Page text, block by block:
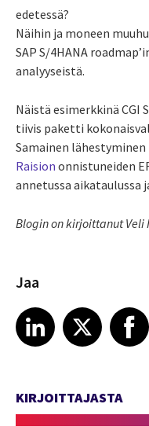
edetessä?
Näihin ja moneen
SAP S/4HANA
analyyseistä.
Näistä esimerkkinä CGI
tiivis paketti
Samainen
Raision onnistuneiden
annetussa aikataulussa
Blogin on kirjoittanut Veli
Jaa
Share article on LinkedIn
LinkedIn
Share article on XShare
KIRJOITTAJASTA